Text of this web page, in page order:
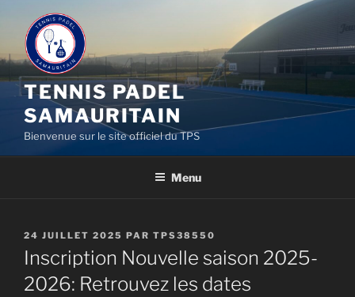
contenu
principal
TENNIS PADEL
SAMAURITAIN
Bienvenue sur le site officiel du TPS
Menu
PUBLIÉ
LE
24 JUILLET 2025 PAR TPS38550
Inscription Nouvelle saison 2025-
2026: Retrouvez les dates